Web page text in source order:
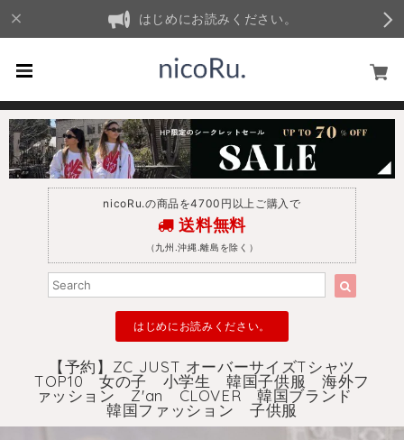
はじめにお読みください。
nicoRu.の商品を4700円以上ご購入で
送料無料
（九州.沖縄.離島を除く）
はじめにお読みください。
【予約】ZC JUST オーバーサイズTシャツ
TOP10 女の子 小学生 韓国子供服 海外フ
ァッション Z'an CLOVER 韓国ブランド
韓国ファッション 子供服